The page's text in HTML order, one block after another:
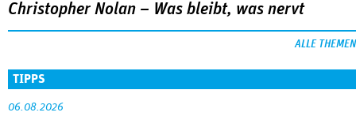
Christopher Nolan – Was bleibt, was nervt
ALLE THEMEN
TIPPS
06.08.2026